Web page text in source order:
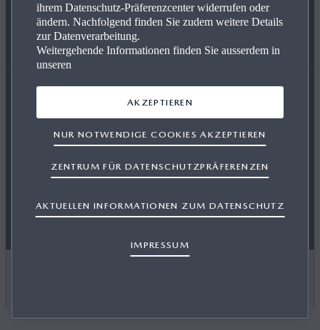
HÄNDLER SUCHEN
AKTUELLES
MAZDA-PRESSEPORTAL
MAZDA-HÄNDLER WERDEN
FREIE WERKSTÄTTEN
KONNEKTIVITÄT
WLTP
OSB-Nutzungsbedingungen Datenschutzbestimmungen
Herausgeber
ihrem Datenschutz-Präferenzcenter widerrufen oder
ändern. Nachfolgend finden Sie zudem weitere Details
zur Datenverarbeitung.
Weitergehende Informationen finden Sie ausserdem in
unseren
AKTUELLEN INFORMATIONEN ZUM DATENSCHUTZ
IMPRESSUM
ZENTRUM FÜR DATENSCHUTZPRÄFERENZEN
NUR NOTWENDIGE COOKIES AKZEPTIEREN
AKZEPTIEREN